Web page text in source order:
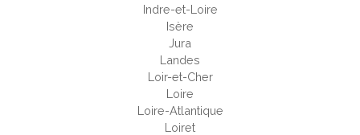
Indre-et-Loire
Isère
Jura
Landes
Loir-et-Cher
Loire
Loire-Atlantique
Loiret